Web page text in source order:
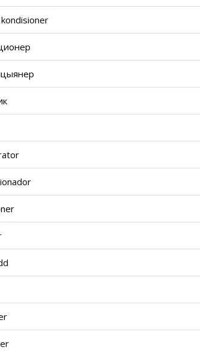
kondisioner